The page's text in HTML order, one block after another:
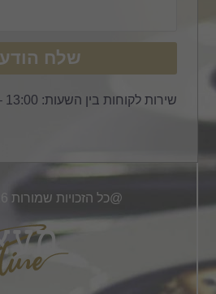
שלח הודעה
שירות לקוחות בין השעות: 13:00 – 9:00
@כל הזכויות שמורות 2022-2026